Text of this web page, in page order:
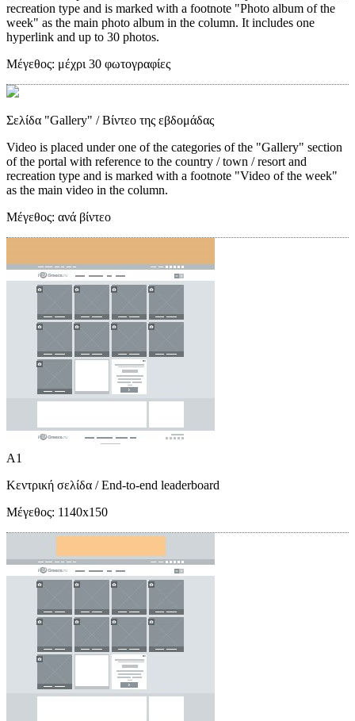
recreation type and is marked with a footnote "Photo album of the
week" as the main photo album in the column. It includes one
hyperlink and up to 30 photos.
Μέγεθος: μέχρι 30 φωτογραφίες
Σελίδα "Gallery" / Βίντεο της εβδομάδας
Video is placed under one of the categories of the "Gallery" section
of the portal with reference to the country / town / resort and
recreation type and is marked with a footnote "Video of the week"
as the main video in the column.
Μέγεθος: ανά βίντεο
A1
Κεντρική σελίδα / End-to-end leaderboard
Μέγεθος: 1140x150